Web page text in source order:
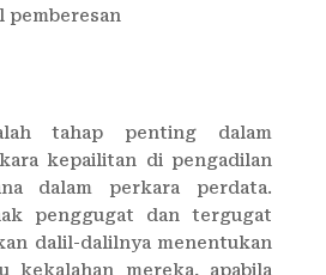
pemberesan
tahap penting dalam
kepailitan di pengadilan
dalam perkara perdata.
penggugat dan tergugat
dalil-dalilnya menentukan
kekalahan mereka, apabila